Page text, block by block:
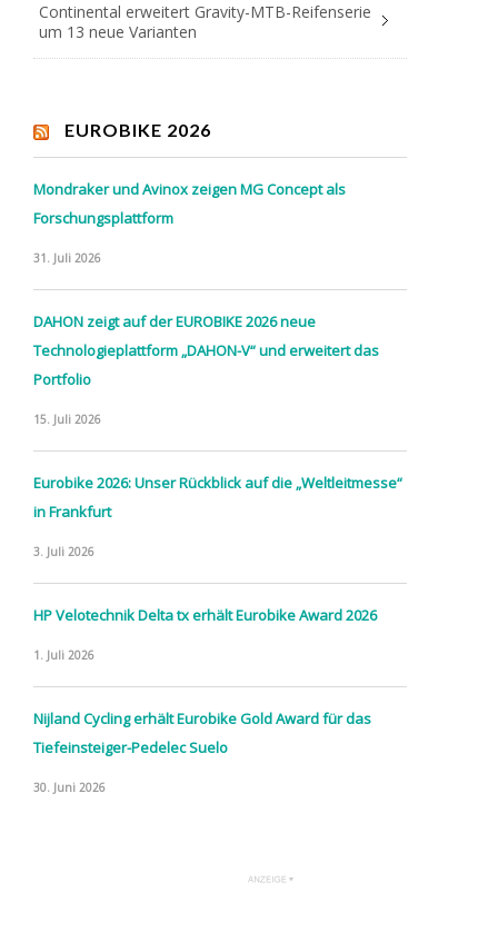
Continental erweitert Gravity-MTB-Reifenserie
um 13 neue Varianten
EUROBIKE 2026
Mondraker und Avinox zeigen MG Concept als
Forschungsplattform
31. Juli 2026
DAHON zeigt auf der EUROBIKE 2026 neue
Technologieplattform „DAHON-V“ und erweitert das
Portfolio
15. Juli 2026
Eurobike 2026: Unser Rückblick auf die „Weltleitmesse“
in Frankfurt
3. Juli 2026
HP Velotechnik Delta tx erhält Eurobike Award 2026
1. Juli 2026
Nijland Cycling erhält Eurobike Gold Award für das
Tiefeinsteiger-Pedelec Suelo
30. Juni 2026